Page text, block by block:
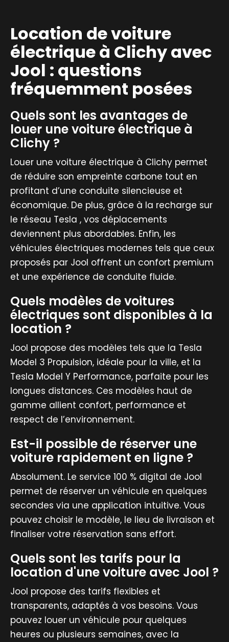
Location de voiture
électrique à Clichy avec
Jool : questions
fréquemment posées
Quels sont les avantages de
louer une voiture électrique à
Clichy ?
Louer une voiture électrique à Clichy permet
de réduire son empreinte carbone tout en
profitant d’une conduite silencieuse et
économique. De plus, grâce à la recharge sur
le réseau Tesla , vos déplacements
deviennent plus abordables. Enfin, les
véhicules électriques modernes tels que ceux
proposés par Jool offrent un confort premium
et une expérience de conduite fluide.
Quels modèles de voitures
électriques sont disponibles à la
location ?
Jool propose des modèles tels que la Tesla
Model 3 Propulsion, idéale pour la ville, et la
Tesla Model Y Performance, parfaite pour les
longues distances. Ces modèles haut de
gamme allient confort, performance et
respect de l’environnement.
Est-il possible de réserver une
voiture rapidement en ligne ?
Absolument. Le service 100 % digital de Jool
permet de réserver un véhicule en quelques
secondes via une application intuitive. Vous
pouvez choisir le modèle, le lieu de livraison et
finaliser votre réservation sans effort.
Quels sont les tarifs pour la
location d'une voiture avec Jool ?
Jool propose des tarifs flexibles et
transparents, adaptés à vos besoins. Vous
pouvez louer un véhicule pour quelques
heures ou plusieurs semaines, avec la